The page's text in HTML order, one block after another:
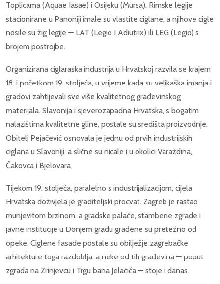
Toplicama (Aquae Iasae) i Osijeku (Mursa). Rimske legije
stacionirane u Panoniji imale su vlastite ciglane, a njihove cigle
nosile su žig legije — LAT (Legio I Adiutrix) ili LEG (Legio) s
brojem postrojbe.
Organizirana ciglaraska industrija u Hrvatskoj razvila se krajem
18. i početkom 19. stoljeća, u vrijeme kada su velikaška imanja i
gradovi zahtijevali sve više kvalitetnog građevinskog
materijala. Slavonija i sjeverozapadna Hrvatska, s bogatim
nalazištima kvalitetne gline, postale su središta proizvodnje.
Obitelj Pejačević osnovala je jednu od prvih industrijskih
ciglana u Slavoniji, a slične su nicale i u okolici Varaždina,
Čakovca i Bjelovara.
Tijekom 19. stoljeća, paralelno s industrijalizacijom, cijela
Hrvatska doživjela je graditeljski procvat. Zagreb je rastao
munjevitom brzinom, a gradske palače, stambene zgrade i
javne institucije u Donjem gradu građene su pretežno od
opeke. Ciglene fasade postale su obilježje zagrebačke
arhitekture toga razdoblja, a neke od tih građevina — poput
zgrada na Zrinjevcu i Trgu bana Jelačića — stoje i danas.